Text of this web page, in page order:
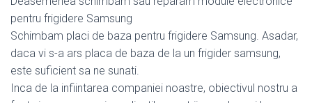
pentru frigidere Samsung
Schimbam placi de baza pentru frigidere Samsung. Asadar,
daca vi s-a ars placa de baza de la un frigider samsung,
este suficient sa ne sunati.
Inca de la infiintarea companiei noastre, obiectivul nostru a